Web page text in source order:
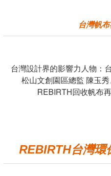
台灣帆
台灣設計界的影響力人物：
松山文創園區總監 陳玉
REBIRTH回收帆布
REBIRTH台灣環